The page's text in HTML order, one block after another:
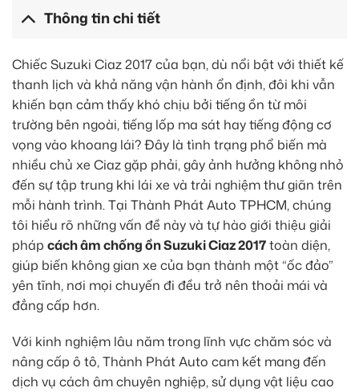
Thông tin chi tiết
Chiếc Suzuki Ciaz 2017 của bạn, dù nổi bật với thiết kế
thanh lịch và khả năng vận hành ổn định, đôi khi vẫn
khiến bạn cảm thấy khó chịu bởi tiếng ồn từ môi
trường bên ngoài, tiếng lốp ma sát hay tiếng động cơ
vọng vào khoang lái? Đây là tình trạng phổ biến mà
nhiều chủ xe Ciaz gặp phải, gây ảnh hưởng không nhỏ
đến sự tập trung khi lái xe và trải nghiệm thư giãn trên
mỗi hành trình. Tại Thành Phát Auto TPHCM, chúng
tôi hiểu rõ những vấn đề này và tự hào giới thiệu giải
pháp cách âm chống ồn Suzuki Ciaz 2017toàn diện,
giúp biến không gian xe của bạn thành một “ốc đảo”
yên tĩnh, nơi mọi chuyến đi đều trở nên thoải mái và
đẳng cấp hơn.
Với kinh nghiệm lâu năm trong lĩnh vực chăm sóc và
nâng cấp ô tô, Thành Phát Auto cam kết mang đến
dịch vụ cách âm chuyên nghiệp, sử dụng vật liệu cao